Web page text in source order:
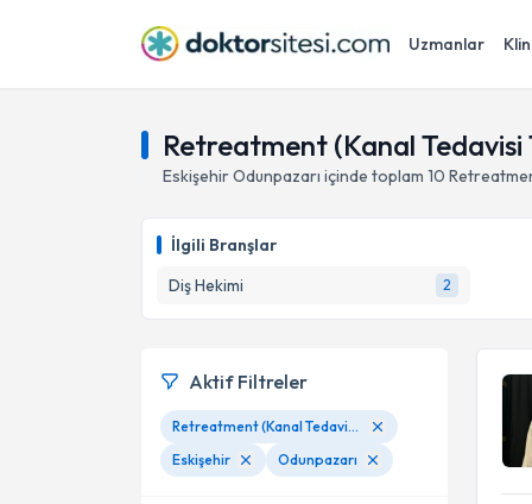
Uzmanlar
Retreatment (Kanal Tedavisi
EskişehirOdunpazarı içinde toplam 10
İlgili Branşlar
Diş Hekimi
2
Aktif Filtreler
Retreatment (Kanal Tedavisi Tekrarı)
Eskişehir
Odunpazarı